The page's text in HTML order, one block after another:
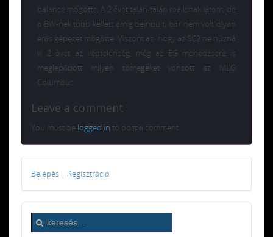
balance mögötte. A 2 évet talán-talán reálisnak látom, de
a BW-nek több kellett amíg beindult, bár nem volt olyan
erős gépezet mögötte. Viszont az, hogy az SC2 ne húzná
ki 2 évet az képtelenség, még az EG menedzsere is
meglepődött milyen tömegeket vonzott az MLG
Columbus.
Leave a comment
You must be logged in to post a comment.
Belépés | Regisztráció